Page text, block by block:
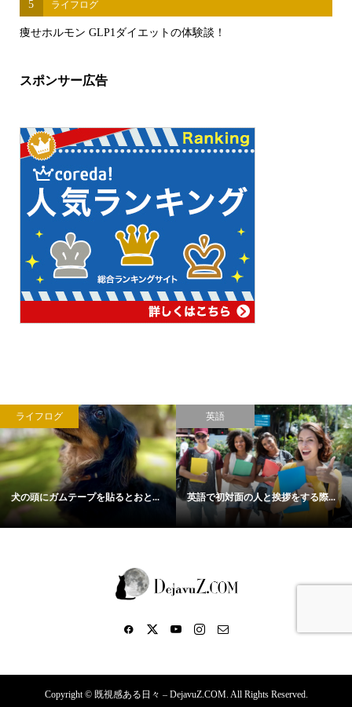
5 ライフログ
痩せホルモン GLP1ダイエットの体験談！
スポンサー広告
ライフログ
犬の頭にガムテープを貼るとおと...
英語
英語で初対面の人と挨拶をする際...
Copyright ©既視感ある日々 – DejavuZ.COM. All Rights Reserved.